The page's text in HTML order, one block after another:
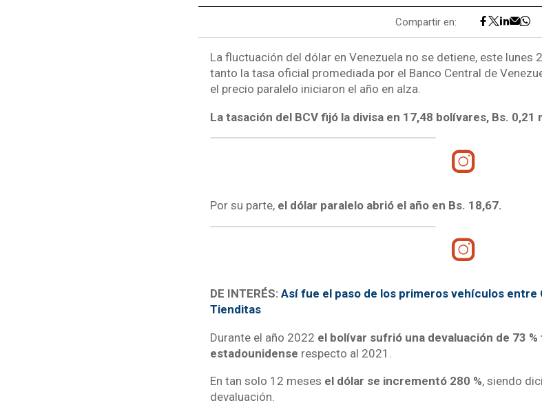
Compartir en:
La fluctuación del dólar en Venezuela no se detiene, este lunes
tanto la tasa oficial promediada por el Banco Central de
el precio paralelo iniciaron el año en alza.
La tasación del BCV fijó la divisa en 17,48 bolívares, Bs. 0,21
Por su parte, el dólar paralelo abrió el año en Bs. 18,67.
DE INTERÉS: Así fue el paso de los primeros vehículos entre
Tienditas
Durante el año 2022 el bolívar sufrió una devaluación de 73
estadounidense respecto al 2021.
En tan solo 12 meses el dólar se incrementó 280 %, siendo
devaluación.